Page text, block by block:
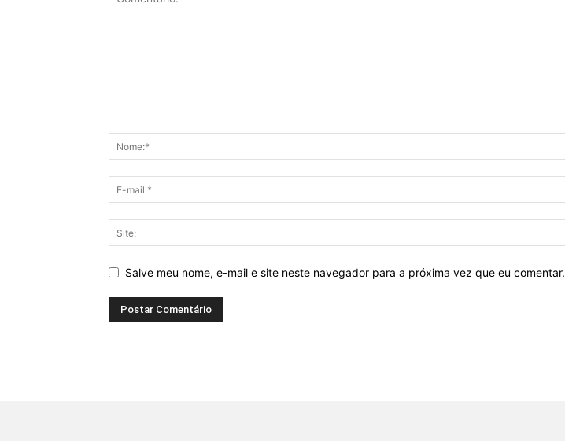
Salve meu nome, e-mail e site neste navegador para a próxima vez que eu comentar.